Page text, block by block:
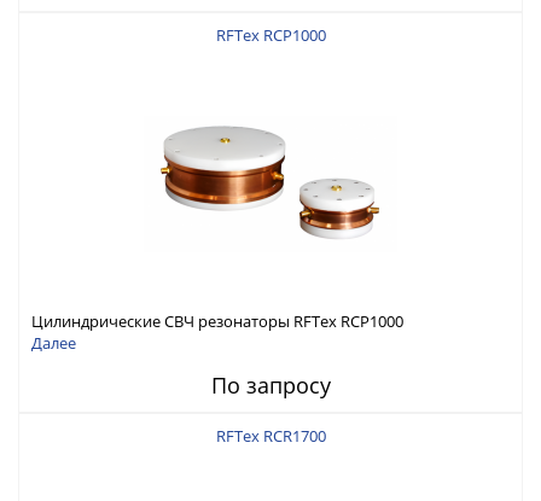
RFTex RCP1000
Цилиндрические СВЧ резонаторы RFTex RCP1000
Далее
По запросу
RFTex RCR1700